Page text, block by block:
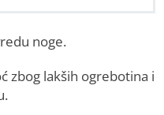
noge.
zbog lakših ogrebotina i